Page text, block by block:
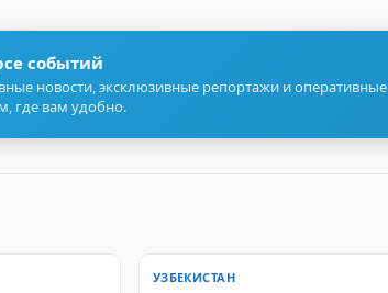
событий
новости, эксклюзивные репортажи и оперативные
где вам удобно.
УЗБЕКИСТАН